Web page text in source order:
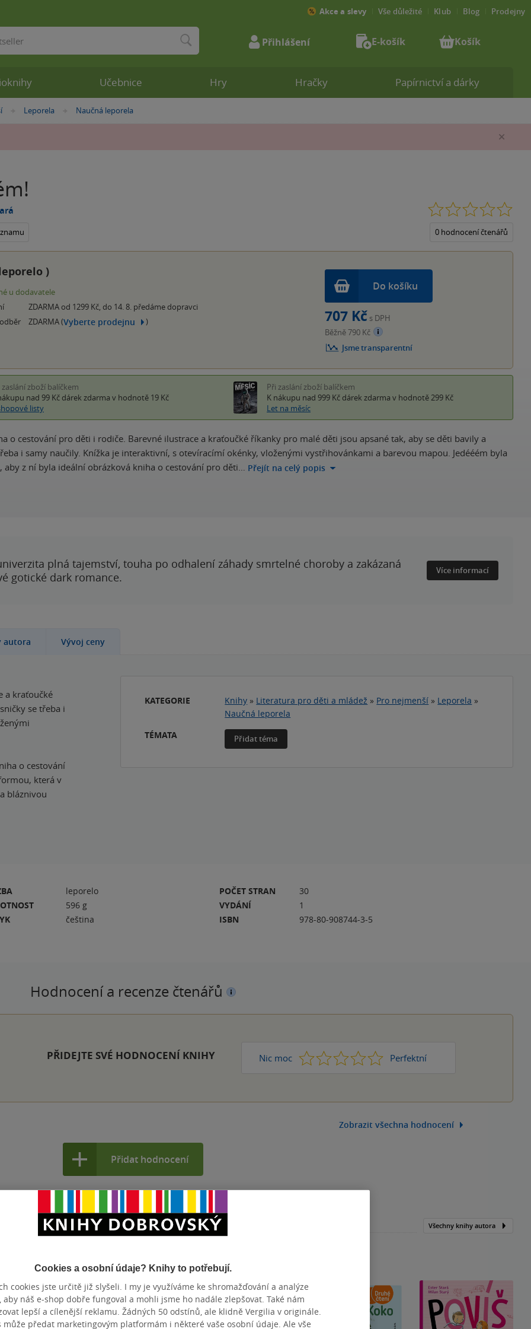
»
Leporela »
Naučná leporela
0 hodnocení čtenářů
)
u dodavatele
ZDARMA od 1299 Kč, do 14. 8. předáme dopravci
ZDARMA (Vyberte prodejnu )
Do košíku
707 Kč s DPH
Běžně 790 Kč
Jsme transparentní
zaslání zboží balíčkem
nad 99 Kč dárek zdarma v hodnotě 19 Kč
listy
Při zaslání zboží balíčkem
K nákupu nad 999 Kč dárek zdarma v hodnotě 299 Kč
Let na měsíc
o cestování pro děti i rodiče. Barevné ilustrace a kraťoučké říkanky pro malé děti jsou apsané tak, aby se děti bavily a
i samy naučily. Knížka je interaktivní, s otevíracímí okénky, vloženými vystřihovánkami a barevou mapou. Jedééém byla
aby z ní byla ideální obrázková kniha o cestování pro děti… Přejít na celý popis
plná tajemství, touha po odhalení záhady smrtelné choroby a zakázaná
gotické dark romance.
Více informací
autora Vývoj ceny
a kraťoučké
se třeba i
o cestování
která v
bláznivou
KATEGORIE Knihy » Literatura pro děti a mládež » Pro nejmenší » Leporela »
Naučná leporela
TÉMATA
Přidat téma
leporelo
596 g
čeština
POČET STRAN
30
VYDÁNÍ
1
ISBN
978-80-908744-3-5
Hodnocení a recenze čtenářů
PŘIDEJTE SVÉ HODNOCENÍ KNIHY Nic moc 1 2 3 4 Perfektní
5
Zobrazit všechna hodnocení
Přidat hodnocení
Všechny knihy autora
Učebnice Hry Hračky Papírnictví a dárky
Akce a slevy Vše důležité Klub Blog Prodejny
Přihlášení E-košík Košík
Cookies a osobní údaje? Knihy to potřebují.
cookies jste určitě již slyšeli. I my je využíváme ke shromažďování a analýze
náš e-shop dobře fungoval a mohli jsme ho nadále zlepšovat. Také nám
lepší a cílenější reklamu. Žádných 50 odstínů, ale klidně Vergilia v originále.
může předat marketingovým platformám i některé vaše osobní údaje. Ale vše